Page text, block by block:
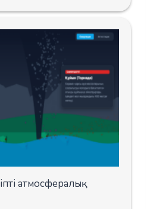
атмосфералық